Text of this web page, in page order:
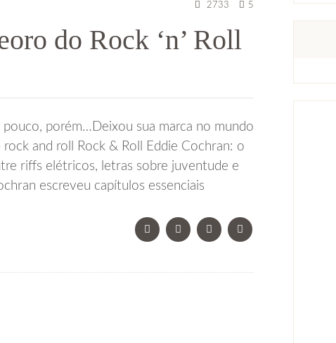
2733 5
do Rock ‘n’ Roll
porém…Deixou sua marca no mundo
and roll Rock & Roll Eddie Cochran: o
riffs elétricos, letras sobre juventude e
escreveu capítulos essenciais